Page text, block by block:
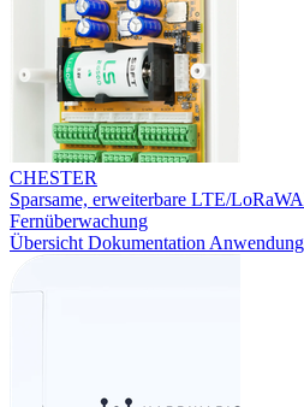
CHESTER
Sparsame, erweiterbare LTE/
Fernüberwachung
Übersicht Dokumentation